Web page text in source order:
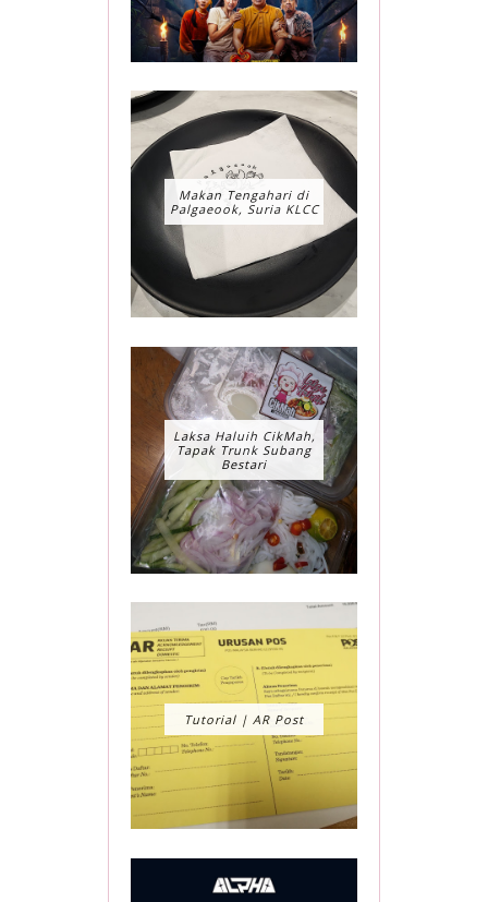
Makan Tengahari di
Palgaeook, Suria KLCC
Laksa Haluih CikMah,
Tapak Trunk Subang
Bestari
Tutorial | AR Post